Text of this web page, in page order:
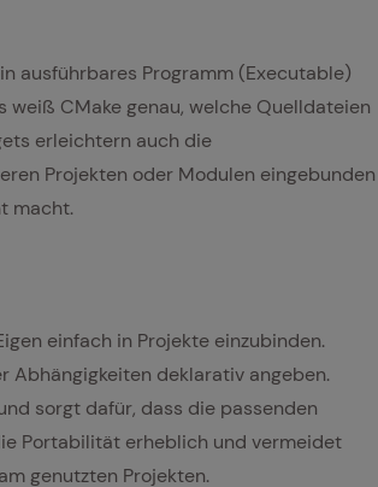
ausführbares Programm (Executable)
CMake genau, welche Quelldateien
erleichtern auch die
Projekten oder Modulen eingebunden
macht.
einfach in Projekte einzubinden.
Abhängigkeiten deklarativ angeben.
sorgt dafür, dass die passenden
Portabilität erheblich und vermeidet
genutzten Projekten.